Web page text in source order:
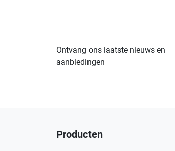
Ontvang ons laatste nieuws en
aanbiedingen
Producten